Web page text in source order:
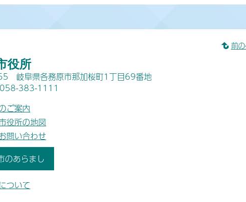
前
役所
岐阜県各務原市那加桜町1丁目69番地
058-383-1111
ご案内
役所の地図
問い合わせ
のあらまし
ついて